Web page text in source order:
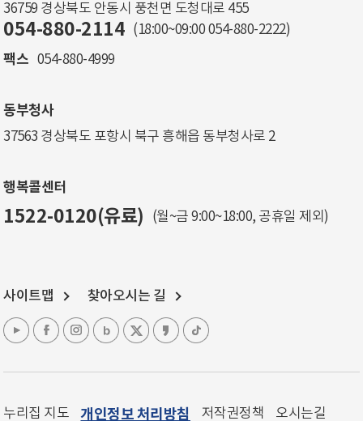
36759 경상북도 안동시 풍천면 도청대로 455
054-880-2114 (18:00~09:00 054-880-2222)
팩스 054-880-4999
동부청사
37563 경상북도 포항시 북구 흥해읍 동부청사로 2
행복콜센터
1522-0120(유료) (월~금 9:00~18:00, 공휴일 제외)
사이트맵 찾아오시는 길
누리집 지도 개인정보 처리방침 저작권정책 오시는길